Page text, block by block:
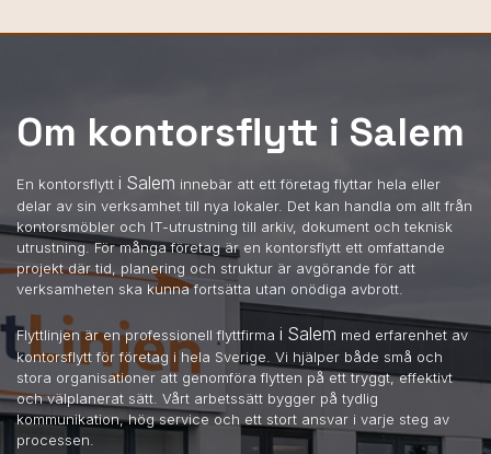
Om kontorsflytt i Salem
En kontorsflytt i Salem innebär att ett företag flyttar hela eller
delar av sin verksamhet till nya lokaler. Det kan handla om allt från
kontorsmöbler och IT-utrustning till arkiv, dokument och teknisk
utrustning. För många företag är en kontorsflytt ett omfattande
projekt där tid, planering och struktur är avgörande för att
verksamheten ska kunna fortsätta utan onödiga avbrott.
Flyttlinjen är en professionell flyttfirma i Salem med erfarenhet av
kontorsflytt för företag i hela Sverige. Vi hjälper både små och
stora organisationer att genomföra flytten på ett tryggt, effektivt
och välplanerat sätt. Vårt arbetssätt bygger på tydlig
kommunikation, hög service och ett stort ansvar i varje steg av
processen.